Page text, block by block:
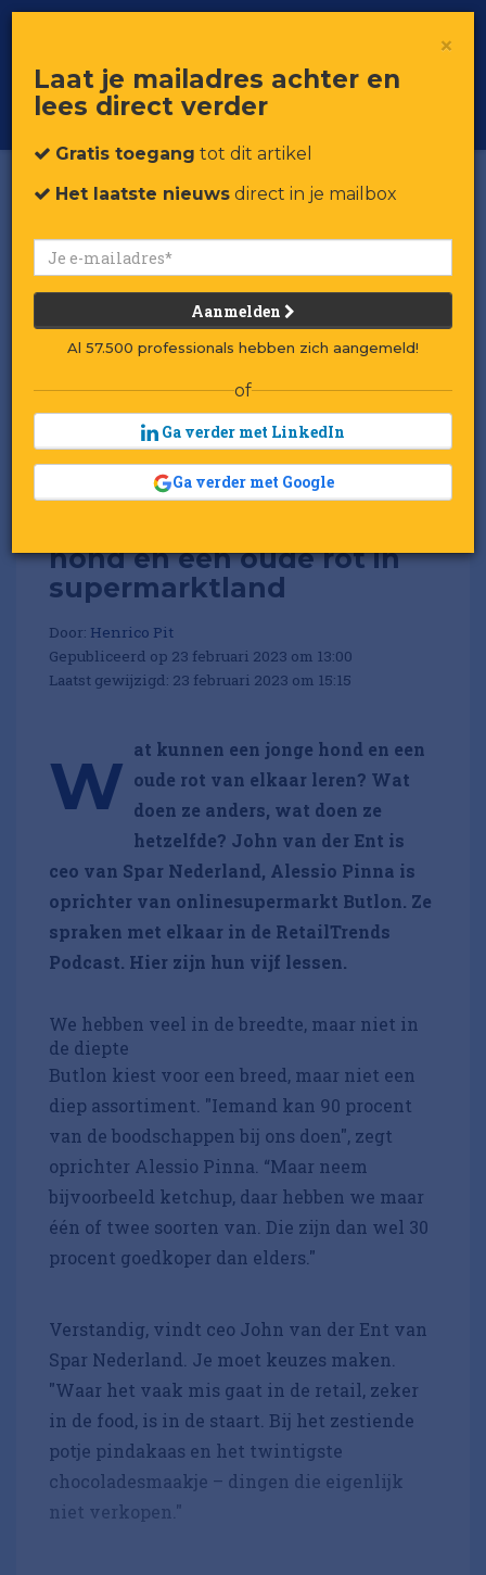
Voor professionals in retail & brands
Toggle
hond en een oude rot in
supermarktland
Door: Henrico Pit
Gepubliceerd op 23 februari 2023 om 13:00
Laatst gewijzigd: 23 februari 2023 om 15:15
W at kunnen een jonge hond en een
oude rot van elkaar leren? Wat
doen ze anders, wat doen ze
hetzelfde? John van der Ent is
ceo van Spar Nederland, Alessio Pinna is
oprichter van onlinesupermarkt Butlon. Ze
spraken met elkaar in de RetailTrends
Podcast. Hier zijn hun vijf lessen.
We hebben veel in de breedte, maar niet in
de diepte
Butlon kiest voor een breed, maar niet een
diep assortiment. "Iemand kan 90 procent
van de boodschappen bij ons doen", zegt
oprichter Alessio Pinna. “Maar neem
bijvoorbeeld ketchup, daar hebben we maar
één of twee soorten van. Die zijn dan wel 30
procent goedkoper dan elders."
Verstandig, vindt ceo John van der Ent van
Spar Nederland. Je moet keuzes maken.
"Waar het vaak mis gaat in de retail, zeker
in de food, is in de staart. Bij het zestiende
potje pindakaas en het twintigste
chocoladesmaakje – dingen die eigenlijk
niet verkopen."
×
Laat je mailadres achter en
lees direct verder
Gratis toegang tot dit artikel
Het laatste nieuws direct in je mailbox
Aanmelden
Al 57.500 professionals hebben zich aangemeld!
of
Ga verder met LinkedIn
Ga verder met Google